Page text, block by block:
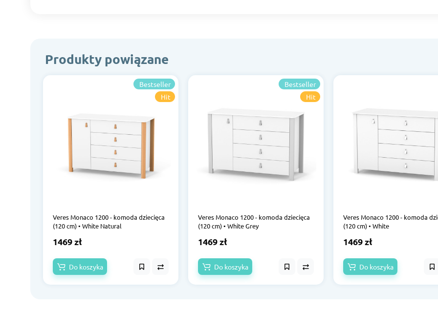
Produkty powiązane
Bestseller
Hit
Veres Monaco 1200 - komoda dziecięca
(120 cm) • White Natural
1469 zł
Do koszyka
Bestseller
Hit
Veres Monaco 1200 - komoda dziecięca
(120 cm) • White Grey
1469 zł
Do koszyka
Veres Monaco 1200 - komoda
(120 cm) • White
1469 zł
Do koszyka